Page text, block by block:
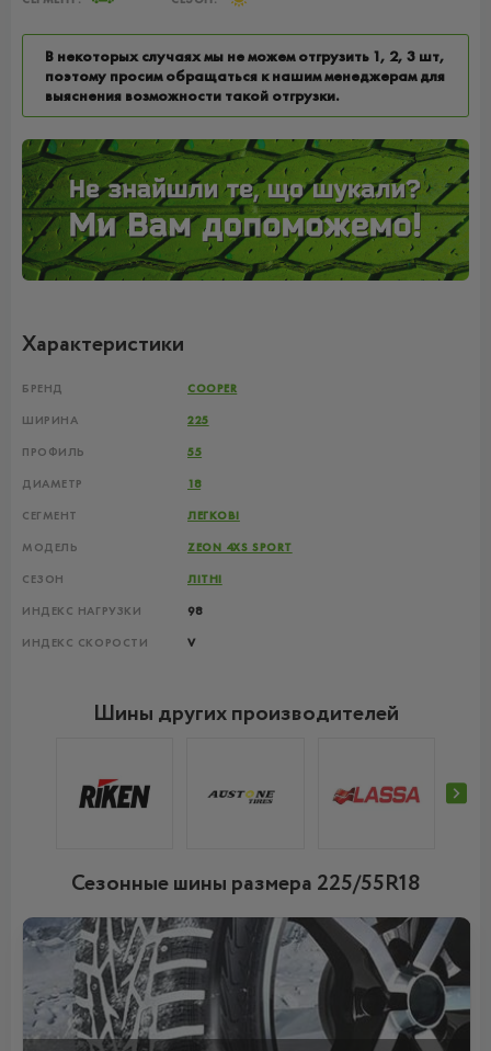
В некоторых случаях мы не можем отгрузить 1, 2, 3 шт,
поэтому просим обращаться к нашим менеджерам для
выяснения возможности такой отгрузки.
Характеристики
БРЕНД COOPER
ШИРИНА 225
ПРОФИЛЬ 55
ДИАМЕТР 18
СЕГМЕНТ ЛЕГКОВІ
МОДЕЛЬ ZEON 4XS SPORT
СЕЗОН ЛІТНІ
ИНДЕКС НАГРУЗКИ 98
ИНДЕКС СКОРОСТИ V
Шины других производителей
Сезонные шины размера 225/55R18